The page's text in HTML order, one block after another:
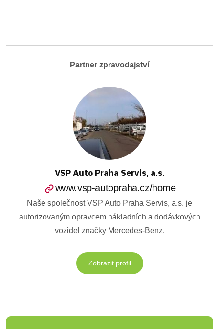
Partner zpravodajství
VSP Auto Praha Servis, a.s.
www.vsp-autopraha.cz/home
Naše společnost VSP Auto Praha Servis, a.s. je
autorizovaným opravcem nákladních a dodávkových
vozidel značky Mercedes-Benz.
Zobrazit profil